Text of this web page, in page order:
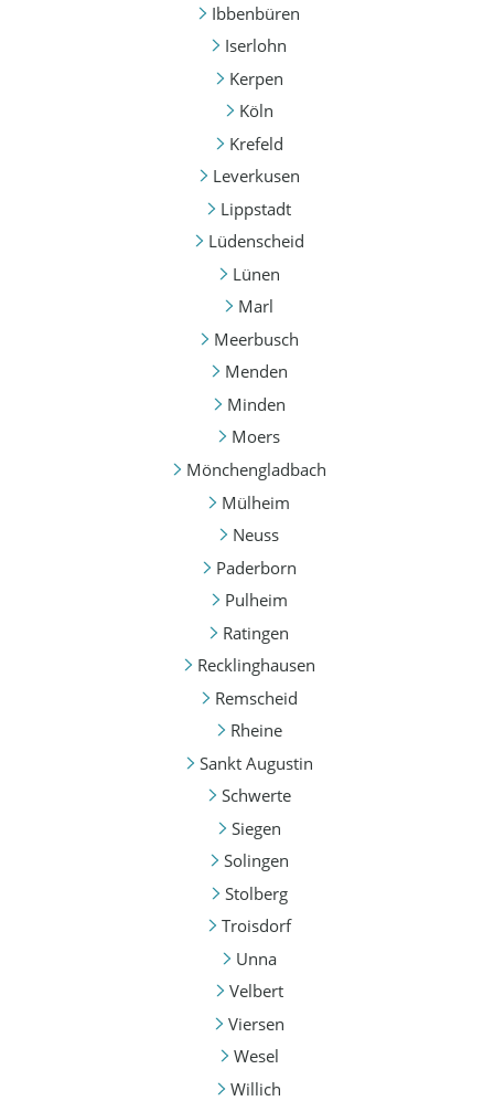
Ibbenbüren
Iserlohn
Kerpen
Köln
Krefeld
Leverkusen
Lippstadt
Lüdenscheid
Lünen
Marl
Meerbusch
Menden
Minden
Moers
Mönchengladbach
Mülheim
Neuss
Paderborn
Pulheim
Ratingen
Recklinghausen
Remscheid
Rheine
Sankt Augustin
Schwerte
Siegen
Solingen
Stolberg
Troisdorf
Unna
Velbert
Viersen
Wesel
Willich